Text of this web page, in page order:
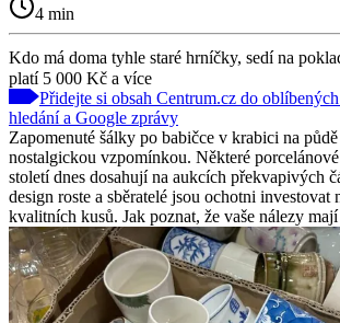
4 min
Kdo má doma tyhle staré hrníčky, sedí na
platí 5 000 Kč a více
Přidejte si obsah Centrum.cz do
hledání a Google zprávy
Zapomenuté šálky po babičce v krabici na
nostalgickou vzpomínkou. Některé
století dnes dosahují na aukcích překvapivých
design roste a sběratelé jsou ochotni investovat
kvalitních kusů. Jak poznat, že vaše nálezy